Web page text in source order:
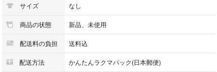
【モーブバイオレット】━━━━━━━━━
①スロウマージ100g×２本
②アッシュオキシ6%(スロウマージ専用二剤）100g②
━━━━━━━━━━━
サイズ なし
商品の状態 新品、未使用
配送料の負担 送料込
配送方法 かんたんラクマパック(日本郵便)